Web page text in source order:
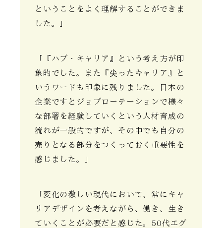
ということをよく理解することができま
した。」
「『ハブ・キャリア』という考え方が印
象的でした。また『尖ったキャリア』と
いうワードも印象に残りました。日本の
企業ですとジョブローテーションで様々
な部署を経験していくという人材育成の
流れが一般的ですが、その中でも自分の
売りとなる部分をつくっておく重要性を
感じました。」
「変化の激しい現代において、常にキャ
リアデザインを考えながら、働き、生き
ていくことが必要だと感じた。50代エグ